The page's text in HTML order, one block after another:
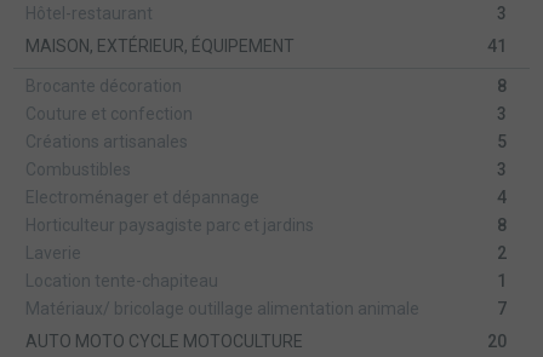
Hôtel-restaurant
3
MAISON, EXTÉRIEUR, ÉQUIPEMENT
41
Brocante décoration
8
Couture et confection
3
Créations artisanales
5
Combustibles
3
Electroménager et dépannage
4
Horticulteur paysagiste parc et jardins
8
Laverie
2
Location tente-chapiteau
1
Matériaux/ bricolage outillage alimentation animale
7
AUTO MOTO CYCLE MOTOCULTURE
20